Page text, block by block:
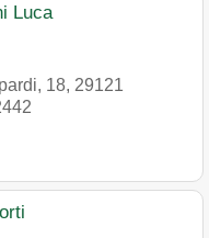
Luca
18, 29121